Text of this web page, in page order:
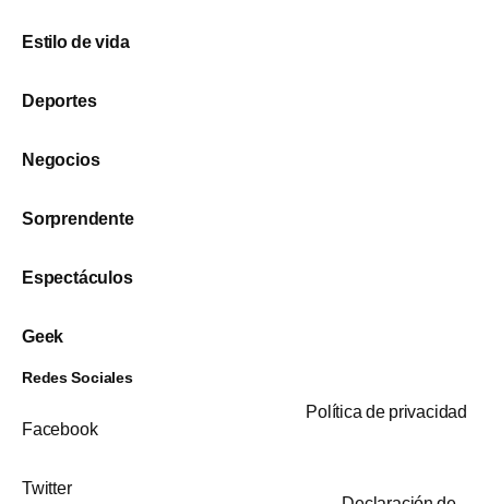
Estilo de vida
Deportes
Negocios
Sorprendente
Espectáculos
Geek
Redes Sociales
Facebook
Twitter
Política de privacidad